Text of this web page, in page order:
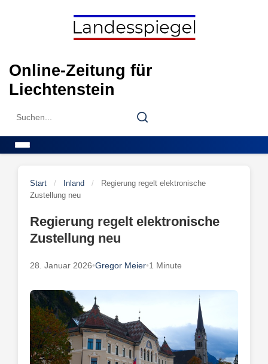
Online-Zeitung für
Liechtenstein
Search
Search
Start / Inland /
Regierung regelt elektronische
Zustellung neu
Regierung regelt elektronische
Zustellung neu
28. Januar 2026•Gregor Meier•1 Minute